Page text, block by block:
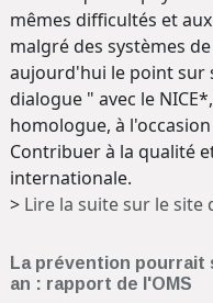
mêmes difficultés et
malgré des systèmes
aujourd'hui le point sur
dialogue " avec le
homologue, à
Contribuer à la qualité
internationale.
> Lire la suite sur le site
La prévention pourrait
an : rapport de l'OMS